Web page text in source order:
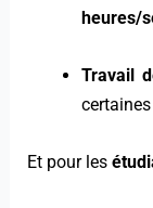
heures/
Travail
Et pour les